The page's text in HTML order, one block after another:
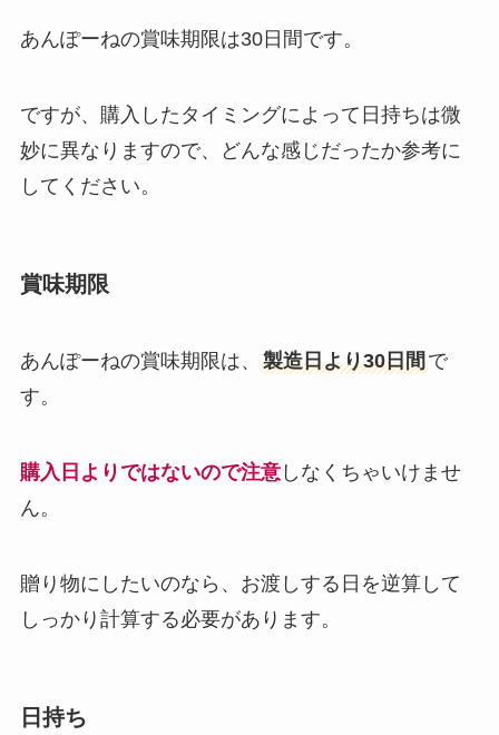
あんぽーねの賞味期限は30日間です。
ですが、購入したタイミングによって日持ちは微
妙に異なりますので、どんな感じだったか参考に
してください。
賞味期限
あんぽーねの賞味期限は、 製造日より30日間で
す。
購入日よりではないので注意しなくちゃいけませ
ん。
贈り物にしたいのなら、お渡しする日を逆算して
しっかり計算する必要があります。
日持ち